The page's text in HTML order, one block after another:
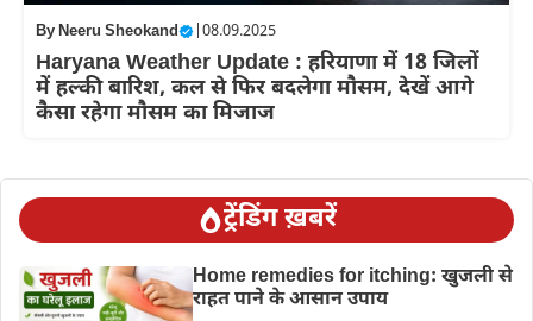
ByNeeru Sheokand 08.09.2025
Haryana Weather Update : हरियाणा में 18 जिलों
में हल्की बारिश, कल से फिर बदलेगा मौसम, देखें आगे
कैसा रहेगा मौसम का मिजाज
ट्रेंडिंग ख़बरें
Home remedies for itching: खुजली से
राहत पाने के आसान उपाय